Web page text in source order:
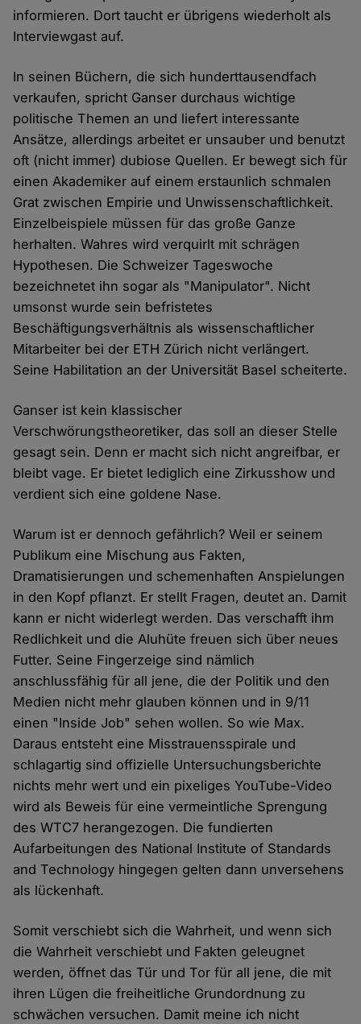
informieren. Dort taucht er übrigens wiederholt als
Interviewgast auf.
In seinen Büchern, die sich hunderttausendfach
verkaufen, spricht Ganser durchaus wichtige
politische Themen an und liefert interessante
Ansätze, allerdings arbeitet er unsauber und benutzt
oft (nicht immer) dubiose Quellen. Er bewegt sich für
einen Akademiker auf einem erstaunlich schmalen
Grat zwischen Empirie und Unwissenschaftlichkeit.
Einzelbeispiele müssen für das große Ganze
herhalten. Wahres wird verquirlt mit schrägen
Hypothesen. Die Schweizer Tageswoche
bezeichnetet ihn sogar als "Manipulator". Nicht
umsonst wurde sein befristetes
Beschäftigungsverhältnis als wissenschaftlicher
Mitarbeiter bei der ETH Zürich nicht verlängert.
Seine Habilitation an der Universität Basel scheiterte.
Ganser ist kein klassischer
Verschwörungstheoretiker, das soll an dieser Stelle
gesagt sein. Denn er macht sich nicht angreifbar, er
bleibt vage. Er bietet lediglich eine Zirkusshow und
verdient sich eine goldene Nase.
Warum ist er dennoch gefährlich? Weil er seinem
Publikum eine Mischung aus Fakten,
Dramatisierungen und schemenhaften Anspielungen
in den Kopf pflanzt. Er stellt Fragen, deutet an. Damit
kann er nicht widerlegt werden. Das verschafft ihm
Redlichkeit und die Aluhüte freuen sich über neues
Futter. Seine Fingerzeige sind nämlich
anschlussfähig für all jene, die der Politik und den
Medien nicht mehr glauben können und in 9/11
einen "Inside Job" sehen wollen. So wie Max.
Daraus entsteht eine Misstrauensspirale und
schlagartig sind offizielle Untersuchungsberichte
nichts mehr wert und ein pixeliges YouTube-Video
wird als Beweis für eine vermeintliche Sprengung
des WTC7 herangezogen. Die fundierten
Aufarbeitungen des National Institute of Standards
and Technology hingegen gelten dann unversehens
als lückenhaft.
Somit verschiebt sich die Wahrheit, und wenn sich
die Wahrheit verschiebt und Fakten geleugnet
werden, öffnet das Tür und Tor für all jene, die mit
ihren Lügen die freiheitliche Grundordnung zu
schwächen versuchen. Damit meine ich nicht